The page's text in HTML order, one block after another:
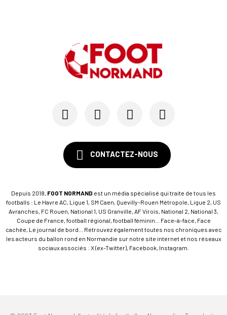
CONTACTEZ-NOUS
Depuis 2018, FOOT NORMAND est un média spécialisé qui traite de tous les
footballs : Le Havre AC, Ligue 1, SM Caen, Quevilly-Rouen Métropole, Ligue 2, US
Avranches, FC Rouen, National 1, US Granville, AF Virois, National 2, National 3,
Coupe de France, football régional, football féminin... Face-à-face, Face
cachée, Le journal de bord... Retrouvez également toutes nos chroniques avec
les acteurs du ballon rond en Normandie sur notre site internet et nos réseaux
sociaux associés : X (ex-Twitter), Facebook, Instagram.